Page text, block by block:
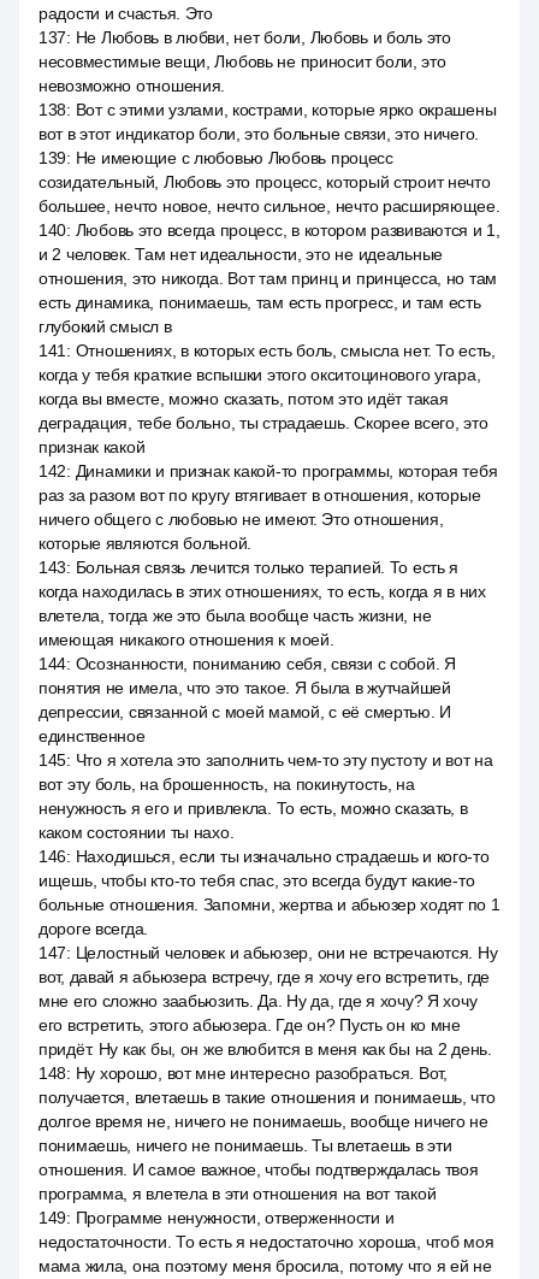
радости и счастья. Это
137: Не Любовь в любви, нет боли, Любовь и боль это
несовместимые вещи, Любовь не приносит боли, это
невозможно отношения.
138: Вот с этими узлами, кострами, которые ярко окрашены
вот в этот индикатор боли, это больные связи, это ничего.
139: Не имеющие с любовью Любовь процесс
созидательный, Любовь это процесс, который строит нечто
большее, нечто новое, нечто сильное, нечто расширяющее.
140: Любовь это всегда процесс, в котором развиваются и 1,
и 2 человек. Там нет идеальности, это не идеальные
отношения, это никогда. Вот там принц и принцесса, но там
есть динамика, понимаешь, там есть прогресс, и там есть
глубокий смысл в
141 : Отношениях, в которых есть боль, смысла нет. То есть,
когда у тебя краткие вспышки этого окситоцинового угара,
когда вы вместе, можно сказать, потом это идёт такая
деградация, тебе больно, ты страдаешь. Скорее всего, это
признак какой
142: Динамики и признак какой-то программы, которая тебя
раз за разом вот по кругу втягивает в отношения, которые
ничего общего с любовью не имеют. Это отношения,
которые являются больной.
143: Больная связь лечится только терапией. То есть я
когда находилась в этих отношениях, то есть, когда я в них
влетела, тогда же это была вообще часть жизни, не
имеющая никакого отношения к моей.
144: Осознанности, пониманию себя, связи с собой. Я
понятия не имела, что это такое. Я была в жутчайшей
депрессии, связанной с моей мамой, с её смертью. И
единственное
145: Что я хотела это заполнить чем-то эту пустоту и вот на
вот эту боль, на брошенность, на покинутость, на
ненужность я его и привлекла. То есть, можно сказать, в
каком состоянии ты нахо.
146: Находишься, если ты изначально страдаешь и кого-то
ищешь, чтобы кто-то тебя спас, это всегда будут какие-то
больные отношения. Запомни, жертва и абьюзер ходят по 1
дороге всегда.
147: Целостный человек и абьюзер, они не встречаются. Ну
вот, давай я абьюзера встречу, где я хочу его встретить, где
мне его сложно заабьюзить. Да. Ну да, где я хочу? Я хочу
его встретить, этого абьюзера. Где он? Пусть он ко мне
придёт. Ну как бы, он же влюбится в меня как бы на 2 день.
148: Ну хорошо, вот мне интересно разобраться. Вот,
получается, влетаешь в такие отношения и понимаешь, что
долгое время не, ничего не понимаешь, вообще ничего не
понимаешь, ничего не понимаешь. Ты влетаешь в эти
отношения. И самое важное, чтобы подтверждалась твоя
программа, я влетела в эти отношения на вот такой
149: Программе ненужности, отверженности и
недостаточности. То есть я недостаточно хороша, чтоб моя
мама жила, она поэтому меня бросила, потому что я ей не